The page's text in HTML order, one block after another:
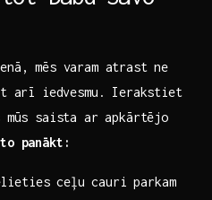
mēs ​varam ‌atrast ne
arī iedvesmu. Ierakstiet
saista ar apkārtējo
panākt:
ceļu ⁣cauri parkam